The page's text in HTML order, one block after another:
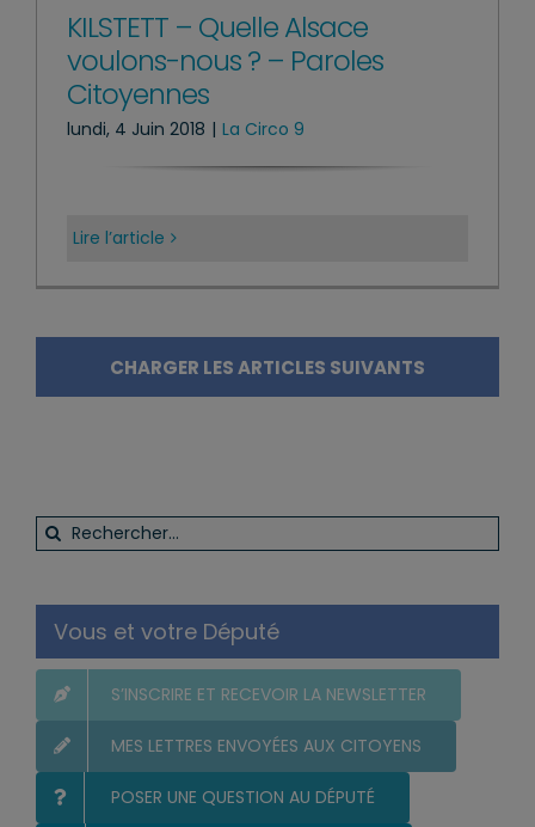
KILSTETT – Quelle Alsace
voulons-nous ? – Paroles
Citoyennes
lundi, 4 Juin 2018 | La Circo 9
Lire l’article
CHARGER LES ARTICLES SUIVANTS
Rechercher:
Vous et votre Député
S’INSCRIRE ET RECEVOIR LA NEWSLETTER
MES LETTRES ENVOYÉES AUX CITOYENS
POSER UNE QUESTION AU DÉPUTÉ